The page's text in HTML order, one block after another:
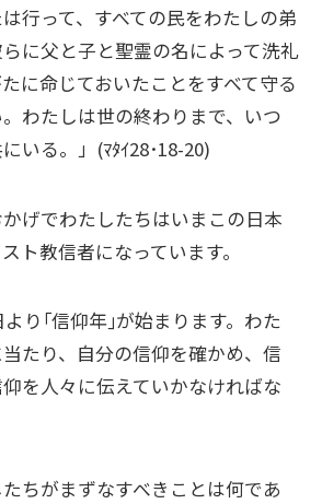
行って、すべての民をわたしの弟
に父と子と聖霊の名によって洗礼
に命じておいたことをすべて守る
わたしは世の終わりまで、いつ
いる。」(ﾏﾀｲ28･18-20)
げでわたしたちはいまこの日本
ト教信者になっています。
り｢信仰年｣が始まります。わた
たり、自分の信仰を確かめ、信
を人々に伝えていかなければな
ちがまずなすべきことは何であ